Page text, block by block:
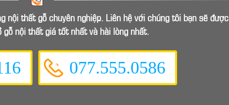
nội thất gỗ chuyên nghiệp. Liên hệ với chúng tôi bạn sẽ được
gỗ nội thất giá tốt nhất và hài lòng nhất.
077.555.0586